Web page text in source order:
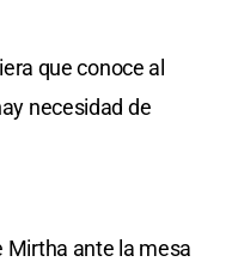
que conoce al
necesidad de
Mirtha ante la mesa